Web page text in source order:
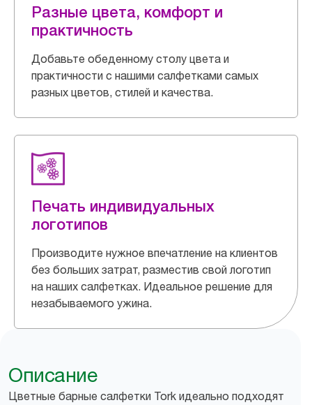
Разные цвета, комфорт и
практичность
Добавьте обеденному столу цвета и
практичности с нашими салфетками самых
разных цветов, стилей и качества.
Печать индивидуальных
логотипов
Производите нужное впечатление на клиентов
без больших затрат, разместив свой логотип
на наших салфетках. Идеальное решение для
незабываемого ужина.
Описание
Цветные барные салфетки Tork идеально подходят